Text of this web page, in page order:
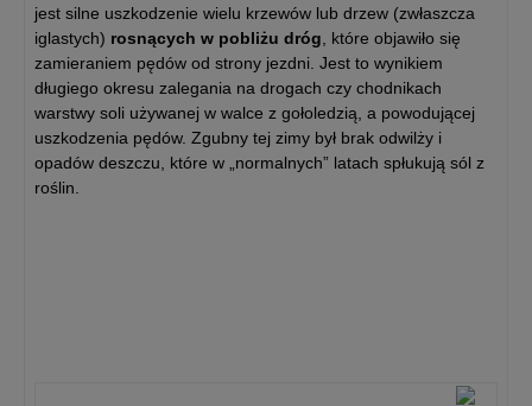
jest silne uszkodzenie wielu krzewów lub drzew (zwłaszcza
iglastych) rosnących w pobliżu dróg , które objawiło się
zamieraniem pędów od strony jezdni. Jest to wynikiem
długiego okresu zalegania na drogach czy chodnikach
warstwy soli używanej w walce z gołoledzią, a powodującej
uszkodzenia pędów. Zgubny tej zimy był brak odwilży i
opadów deszczu, które w „normalnych” latach spłukują sól z
roślin.